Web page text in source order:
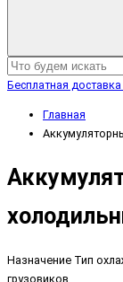
Бесплатная
Главная
Назначение Тип
грузовиков